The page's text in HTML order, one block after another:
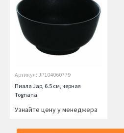
Артикул: JP104060779
Пиала Jap, 6.5 см, черная
Tognana
Узнайте цену у менеджера